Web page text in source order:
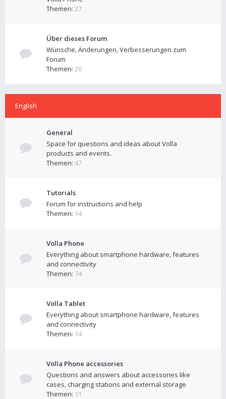
Themen: 27
Über dieses Forum
Wünsche, Änderungen, Verbesserungen zum
Forum
Themen: 20
English
General
Space for questions and ideas about Volla
products and events.
Themen: 47
Tutorials
Forum for instructions and help
Themen: 14
Volla Phone
Everything about smartphone hardware, features
and connectivity
Themen: 74
Volla Tablet
Everything about smartphone hardware, features
and connectivity
Themen: 14
Volla Phone accessories
Questions and answers about accessories like
cases, charging stations and external storage
Themen: 11